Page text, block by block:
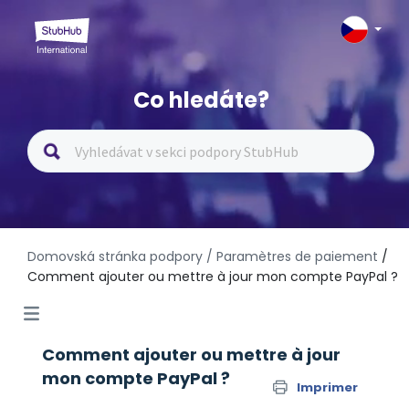
Co hledáte?
Domovská stránka podpory / Paramètres de paiement /
Comment ajouter ou mettre à jour mon compte PayPal ?
Comment ajouter ou mettre à jour
mon compte PayPal ?
Imprimer